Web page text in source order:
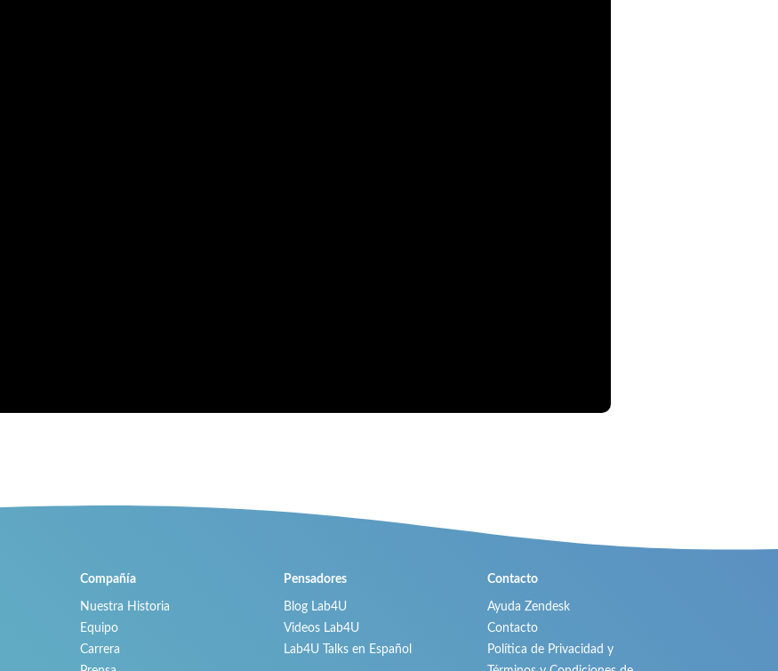
Compañía
Nuestra Historia
Equipo
Carrera
Pensadores
Blog Lab4U
Videos Lab4U
Lab4U Talks en Español
Contacto
Ayuda Zendesk
Contacto
Política de Privacidad y